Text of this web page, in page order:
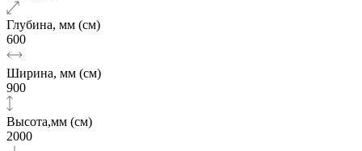
Глубина, мм (см)
600
Ширина, мм (см)
900
Высота,мм (см)
2000